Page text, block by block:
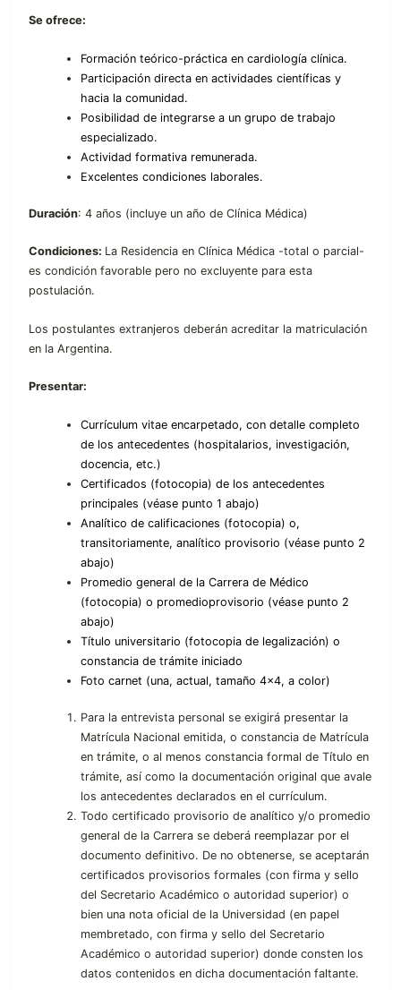
Se ofrece:
Formación teórico-práctica en cardiología clínica.
Participación directa en actividades científicas y
hacia la comunidad.
Posibilidad de integrarse a un grupo de trabajo
especializado.
Actividad formativa remunerada.
Excelentes condiciones laborales.
Duración: 4 años (incluye un año de Clínica Médica)
Condiciones: La Residencia en Clínica Médica -total o parcial-
es condición favorable pero no excluyente para esta
postulación.
Los postulantes extranjeros deberán acreditar la matriculación
en la Argentina.
Presentar:
Currículum vitae encarpetado, con detalle completo
de los antecedentes (hospitalarios, investigación,
docencia, etc.)
Certificados (fotocopia) de los antecedentes
principales (véase punto 1 abajo)
Analítico de calificaciones (fotocopia) o,
transitoriamente, analítico provisorio (véase punto 2
abajo)
Promedio general de la Carrera de Médico
(fotocopia) o promedioprovisorio (véase punto 2
abajo)
Título universitario (fotocopia de legalización) o
constancia de trámite iniciado
Foto carnet (una, actual, tamaño 4×4, a color)
Para la entrevista personal se exigirá presentar la
Matrícula Nacional emitida, o constancia de Matrícula
en trámite, o al menos constancia formal de Título en
trámite, así como la documentación original que avale
los antecedentes declarados en el currículum.
Todo certificado provisorio de analítico y/o promedio
general de la Carrera se deberá reemplazar por el
documento definitivo. De no obtenerse, se aceptarán
certificados provisorios formales (con firma y sello
del Secretario Académico o autoridad superior) o
bien una nota oficial de la Universidad (en papel
membretado, con firma y sello del Secretario
Académico o autoridad superior) donde consten los
datos contenidos en dicha documentación faltante.